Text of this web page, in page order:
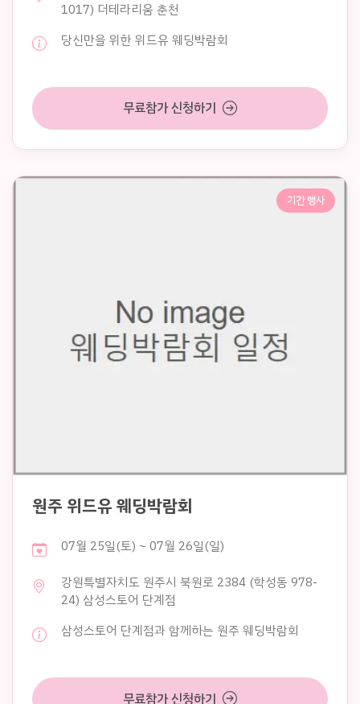
1017) 더테라리움 춘천
당신만을 위한 위드유 웨딩박람회
무료참가 신청하기
기간 행사
원주 위드유 웨딩박람회
07월 25일(토) ~ 07월 26일(일)
강원특별자치도 원주시 북원로 2384 (학성동 978-
24) 삼성스토어 단계점
삼성스토어 단계점과 함께하는 원주 웨딩박람회
무료참가 신청하기